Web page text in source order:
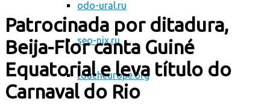
odo-ural.ru
seo-nix.ru
toucheurope.org
Patrocinada por ditadura,
Beija-Flor canta Guiné
Equatorial e leva título do
Carnaval do Rio